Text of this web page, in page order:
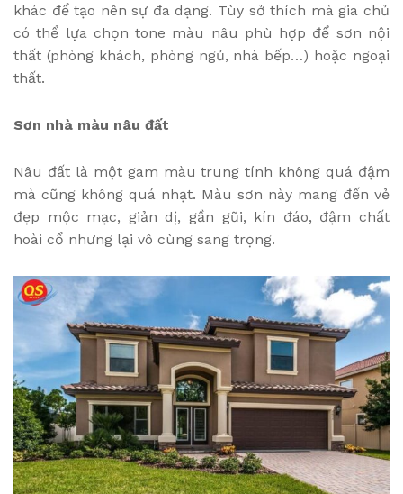
khác để tạo nên sự đa dạng. Tùy sở thích mà gia chủ
có thể lựa chọn tone màu nâu phù hợp để sơn nội
thất (phòng khách, phòng ngủ, nhà bếp…) hoặc ngoại
thất.
Sơn nhà màu nâu đất
Nâu đất là một gam màu trung tính không quá đậm
mà cũng không quá nhạt. Màu sơn này mang đến vẻ
đẹp mộc mạc, giản dị, gần gũi, kín đáo, đậm chất
hoài cổ nhưng lại vô cùng sang trọng.